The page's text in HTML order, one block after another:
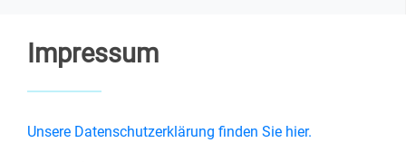
Impressum
Unsere Datenschutzerklärung finden Sie hier.